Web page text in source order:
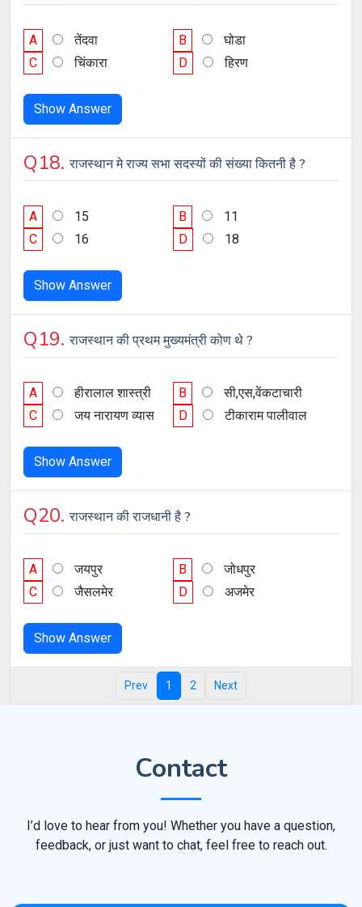
A तेंदवा B
घोडा
C
चिंकारा D हिरण
Show Answer
Q18.राजस्थान मे राज्य सभा सदस्यों की संख्या कितनी है ?
A 15 B
11
C
16 D 18
Show Answer
Q19.राजस्थान की प्रथम मुख्यमंत्री कोण थे ?
A हीरालाल शास्त्री B
सी,एस,वेंकटाचारी
C
जय नारायण व्यास D टीकाराम पालीवाल
Show Answer
Q20.राजस्थान की राजधानी है ?
A जयपुर B
जोधपुर
C
जैसलमेर D अजमेर
Show Answer
Prev 1 2 Next
Contact
I’d love to hear from you! Whether you have a question,
feedback, or just want to chat, feel free to reach out.